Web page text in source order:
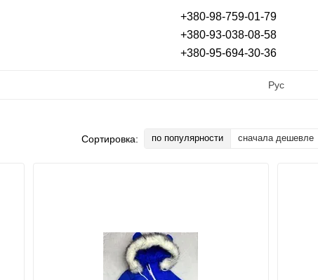
+380-98-759-01-79
+380-93-038-08-58
+380-95-694-30-36
Рус
Сортировка: по популярности сначала дешевле